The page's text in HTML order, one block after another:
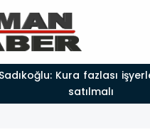
satılmalı